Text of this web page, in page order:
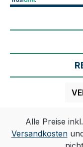
Alle Preise
Versandkosten